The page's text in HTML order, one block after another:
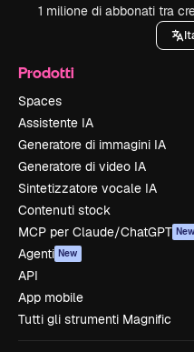
1 milione di abbonati tra
Prodotti
Spaces
Assistente IA
Generatore di immagini IA
Generatore di video IA
Sintetizzatore vocale IA
Contenuti stock
MCP per Claude/ChatGPT New
Agenti New
API
App mobile
Tutti gli strumenti Magnific